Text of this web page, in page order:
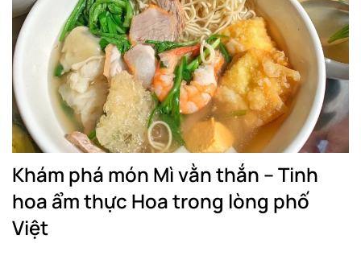
Khám phá món Mì vằn thắn – Tinh
hoa ẩm thực Hoa trong lòng phố
Việt